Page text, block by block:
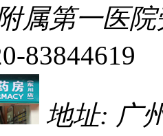
属第一医
83844619
地址: 广